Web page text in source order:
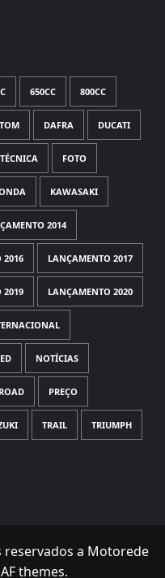
650CC 800CC
DAFRA DUCATI
FOTO
KAWASAKI
2014
2016 LANÇAMENTO 2017
2019 LANÇAMENTO 2020
NOTÍCIAS
PREÇO
TRAIL TRIUMPH
a Motorede
themes.